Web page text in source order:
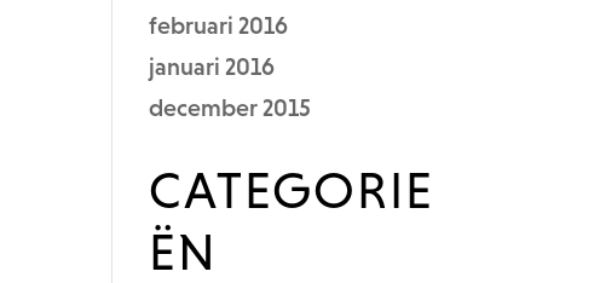
februari 2016
januari 2016
december 2015
CATEGORIE
ËN